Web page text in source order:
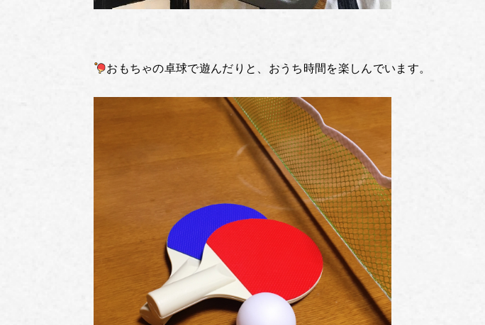
おもちゃの卓球で遊んだりと、おうち時間を楽しんでいます。